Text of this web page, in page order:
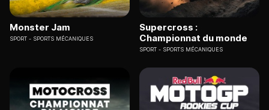
Monster Jam
SPORT SPORTS MÉCANIQUES
Supercross :
Championnat du monde
SPORT SPORTS MÉCANIQUES